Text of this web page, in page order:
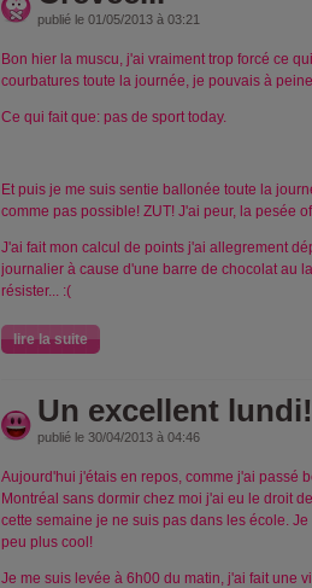
publié le 01/05/2013 à 03:21
Bon hier la muscu, j'ai vraiment trop forcé ce
courbatures toute la journée, je pouvais à
Ce qui fait que: pas de sport today.
Et puis je me suis sentie ballonée toute la
comme pas possible! ZUT! J'ai peur, la pesée
J'ai fait mon calcul de points j'ai allegrement
journalier à cause d'une barre de chocolat au
résister... :(
lire la suite
Un excellent lundi!
publié le 30/04/2013 à 04:46
Aujourd'hui j'étais en repos, comme j'ai passé
Montréal sans dormir chez moi j'ai eu le droit
cette semaine je ne suis pas dans les école.
peu plus cool!
Je me suis levée à 6h00 du matin, j'ai fait une